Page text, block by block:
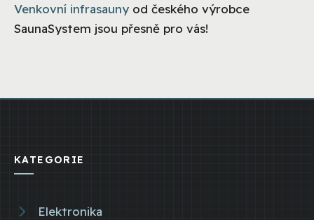
Venkovní infrasauny od českého výrobce
SaunaSystem jsou přesně pro vás!
KATEGORIE
Elektronika